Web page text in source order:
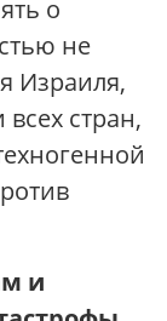
о
не
Израиля,
стран,
и